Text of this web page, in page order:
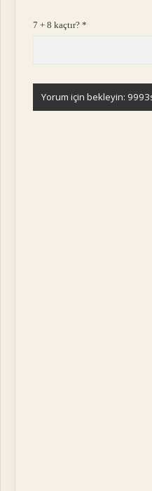
7 + 8 kaçtır?*